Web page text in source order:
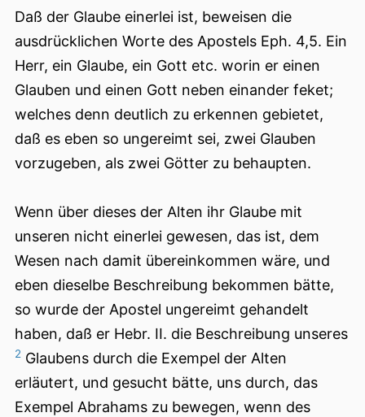
Daß der Glaube einerlei ist, beweisen die
ausdrücklichen Worte des Apostels Eph. 4,5. Ein
Herr, ein Glaube, ein Gott etc. worin er einen
Glauben und einen Gott neben einander feket;
welches denn deutlich zu erkennen gebietet,
daß es eben so ungereimt sei, zwei Glauben
vorzugeben, als zwei Götter zu behaupten.
Wenn über dieses der Alten ihr Glaube mit
unseren nicht einerlei gewesen, das ist, dem
Wesen nach damit übereinkommen wäre, und
eben dieselbe Beschreibung bekommen bätte,
so wurde der Apostel ungereimt gehandelt
haben, daß er Hebr. II. die Beschreibung unseres
2 Glaubens durch die Exempel der Alten
erläutert, und gesucht bätte, uns durch, das
Exempel Abrahams zu bewegen, wenn des